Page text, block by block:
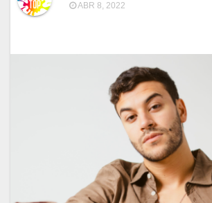
ABR 8, 2022